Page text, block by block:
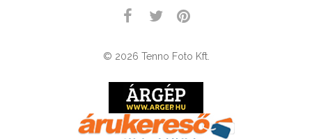
© 2026 Tenno Foto Kft.